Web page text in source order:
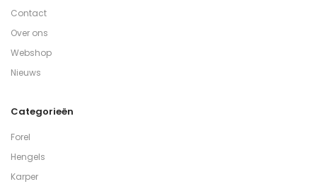
Contact
Over ons
Webshop
Nieuws
Categorieën
Forel
Hengels
Karper